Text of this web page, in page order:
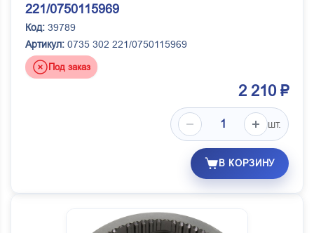
221/0750115969
Код: 39789
Артикул: 0735 302 221/0750115969
Под заказ
2 210 ₽
шт.
В КОРЗИНУ